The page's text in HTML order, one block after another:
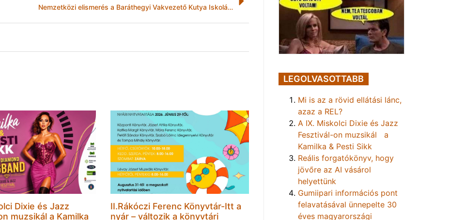
Nemzetközi elismerés a Baráthegyi Vakvezető Kutya Iskolának
Dixie és Jazz
muzsikál a Kamilka
II.Rákóczi Ferenc Könyvtár-Itt a
nyár – változik a könyvtári
LEGOLVASOTTABB
Mi is az a rövid ellátási lánc,
azaz a REL?
A IX. Miskolci Dixie és Jazz
Fesztivál-on muzsikál a
Kamilka & Pesti Sikk
Reális forgatókönyv, hogy
jövőre az AI vásárol
helyettünk
Gumiipari információs pont
felavatásával ünnepelte 30
éves magyarországi